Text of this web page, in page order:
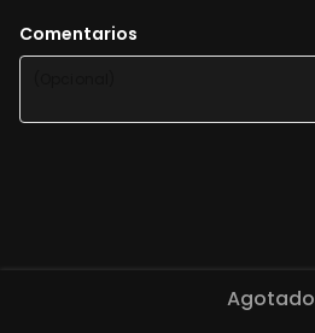
Comentarios
Agotado